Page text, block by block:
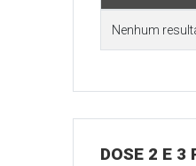
Nenhum
DOSE 2 E 3